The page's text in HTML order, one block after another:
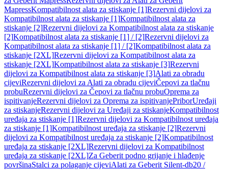
MapressKompatibilnost alata za stiskanje [1]Rezervni dijelovi za
Kompatibilnost alata za stiskanje [1]Kompatibilnost alata za
stiskanje [2]Rezervni dijelovi za Kompatibilnost alata za stiskanje
[2]Kompatibilnost alata za stiskanje [1] / [2]Rezervni dijelovi za
Kompatibilnost alata za stiskanje [1] / [2]Kompatibilnost alata za
stiskanje [2XL]Rezervni dijelovi za Kompatibilnost alata za
stiskanje [2XL]Kompatibilnost alata za stiskanje [3]Rezervni
dijelovi za Kompatibilnost alata za stiskanje [3]Alati za obradu
cijeviRezervni dijelovi za Alati za obradu cijeviČepovi za tlačnu
probuRezervni dijelovi za Čepovi za tlačnu probuOprema za
ispitivanjeRezervni dijelovi za Oprema za ispitivanjePriborUređaji
za stiskanjeRezervni dijelovi za Uređaji za stiskanjeKompatibilnost
uređaja za stiskanje [1]Rezervni dijelovi za Kompatibilnost uređaja
za stiskanje [1]Kompatibilnost uređaja za stiskanje [2]Rezervni
dijelovi za Kompatibilnost uređaja za stiskanje [2]Kompatibilnost
uređaja za stiskanje [2XL]Rezervni dijelovi za Kompatibilnost
uređaja za stiskanje [2XL]Za Geberit podno grijanje i hlađenje
površinaStalci za polaganje cijeviAlati za Geberit Silent-db20 /